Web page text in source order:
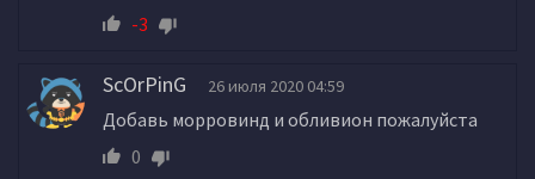
-3
ScOrPinG 26 июля 2020 04:59
Добавь морровинд и обливион пожалуйста
0